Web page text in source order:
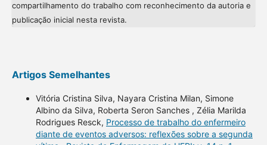
compartilhamento do trabalho com reconhecimento da autoria e
publicação inicial nesta revista.
Artigos Semelhantes
Vitória Cristina Silva, Nayara Cristina Milan, Simone
Albino da Silva, Roberta Seron Sanches , Zélia Marilda
Rodrigues Resck, Processo de trabalho do enfermeiro
diante de eventos adversos: reflexões sobre a segunda